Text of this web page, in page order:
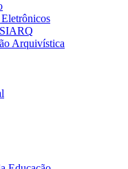
Arquivística